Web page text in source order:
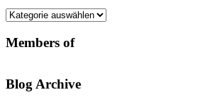
Categories
Members of
Blog Archive